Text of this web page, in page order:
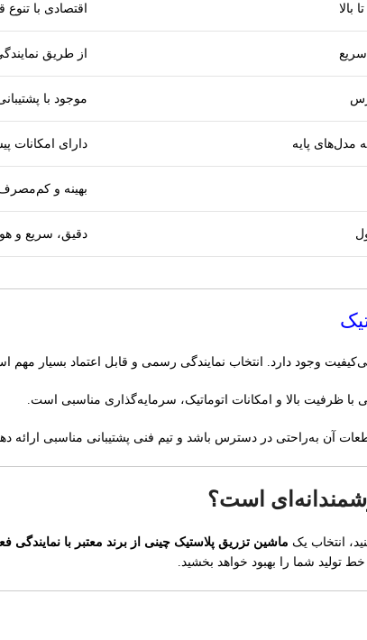
بالا اقتصادی با
از طریق
موجود با
مدل‌های پایه دارای امکانات
بهینه و
دقیق، سریع و
وجود دارد. انتخاب نمایندگی رسمی و قابل اعتماد بسیار مهم
با ظرفیت بالا و امکانات اتوماتیک، سرمایه‌گذاری مناسبی است.
آن به‌راحتی در دسترس باشد و تیم فنی پشتیبانی مناسبی ارائه
است؟
انتخاب یک ماشین تزریق پلاستیک چینی از برند معتبر با نمایندگی
تولید شما را بهبود خواهد بخشید.